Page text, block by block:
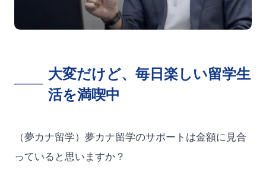
大変だけど、毎日楽しい留学生
活を満喫中
（夢カナ留学）夢カナ留学のサポートは金額に見合
っていると思いますか？